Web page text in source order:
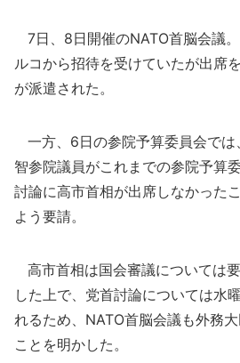
7日、8日開催のNATO首脳会議
ルコから招待を受けていたが出席
が派遣された。
一方、6日の参院予算委員会では
智参院議員がこれまでの参院予算
討論に高市首相が出席しなかった
よう要請。
高市首相は国会審議については
した上で、党首討論については水
れるため、NATO首脳会議も外務
ことを明かした。